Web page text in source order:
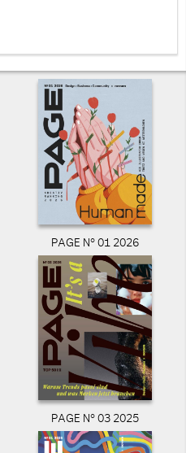
PAGE N° 01 2026
PAGE N° 03 2025